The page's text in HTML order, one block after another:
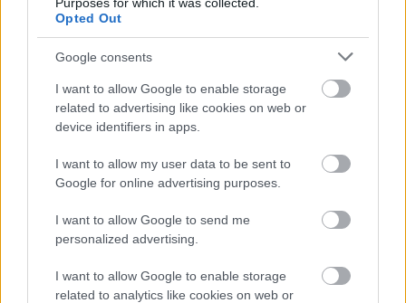
Opted Out
Google consents
I want to allow Google to enable storage
related to advertising like cookies on web or
device identifiers in apps.
I want to allow my user data to be sent to
Google for online advertising purposes.
I want to allow Google to send me
personalized advertising.
I want to allow Google to enable storage
related to analytics like cookies on web or
külföldi szakembereket alkalmazó
amerikai vállalatokat
Több millió forintnak megfelelő
összeget utalt át egy idős
asszony oxigénre egy magát
űrhajósnak kiadó csalónak
| 2025.09.09 15:22
Történelmi megállapodás
született az AI és az emberi
alkotók között
PCW.lite